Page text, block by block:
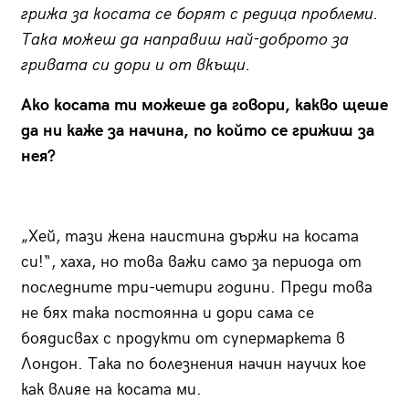
грижа за косата се борят с редица проблеми.
Така можеш да направиш най-доброто за
гривата си дори и от вкъщи.
Ако косата ти можеше да говори, какво щеше
да ни каже за начина, по който се грижиш за
нея?
„Хей, тази жена наистина държи на косата
си!“, хаха, но това важи само за периода от
последните три-четири години. Преди това
не бях така постоянна и дори сама се
боядисвах с продукти от супермаркета в
Лондон. Така по болезнения начин научих кое
как влияе на косата ми.